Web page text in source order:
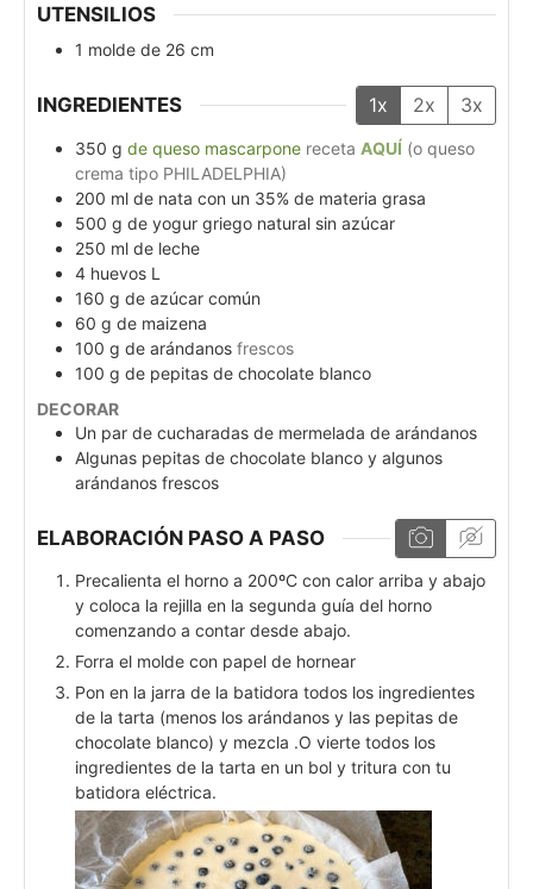
UTENSILIOS
1 molde de 26 cm
INGREDIENTES 1x 2x 3x
350 g de queso mascarpone receta AQUÍ (o queso
crema tipo PHILADELPHIA)
200 ml de nata con un 35% de materia grasa
500 g de yogur griego natural sin azúcar
250 ml de leche
4 huevos L
160 g de azúcar común
60 g de maizena
100 g de arándanos frescos
100 g de pepitas de chocolate blanco
DECORAR
Un par de cucharadas de mermelada de arándanos
Algunas pepitas de chocolate blanco y algunos
arándanos frescos
ELABORACIÓN PASO A PASO
Precalienta el horno a 200ºC con calor arriba y abajo
y coloca la rejilla en la segunda guía del horno
comenzando a contar desde abajo.
Forra el molde con papel de hornear
Pon en la jarra de la batidora todos los ingredientes
de la tarta (menos los arándanos y las pepitas de
chocolate blanco) y mezcla .O vierte todos los
ingredientes de la tarta en un bol y tritura con tu
batidora eléctrica.